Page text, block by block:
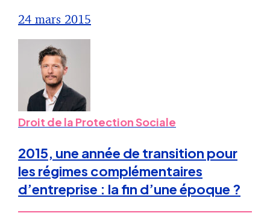
24 mars 2015
Droit de la Protection Sociale
2015, une année de transition pour
les régimes complémentaires
d’entreprise : la fin d’une époque ?